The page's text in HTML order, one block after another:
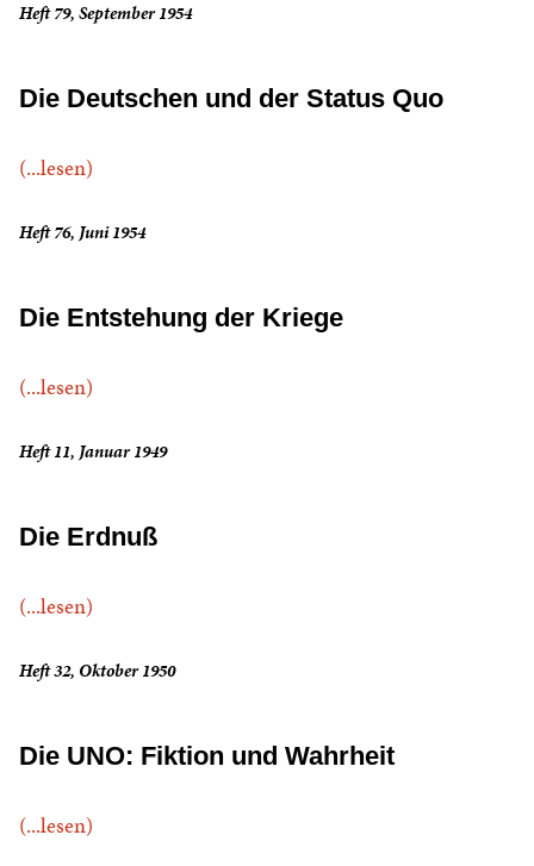
Heft 79, September 1954
Die Deutschen und der Status Quo
(...lesen)
Heft 76, Juni 1954
Die Entstehung der Kriege
(...lesen)
Heft 11, Januar 1949
Die Erdnuß
(...lesen)
Heft 32, Oktober 1950
Die UNO: Fiktion und Wahrheit
(...lesen)